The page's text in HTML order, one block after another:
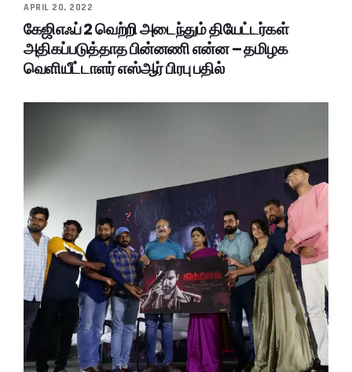
APRIL 20, 2022
கேஜிஎஃப் 2 வெற்றி அடைந்தும் தியேட்டர்கள்
அதிகப்படுத்தாத பின்னணி என்ன – தமிழக
வெளியீட்டாளர் எஸ்ஆர் பிரபு பதில்